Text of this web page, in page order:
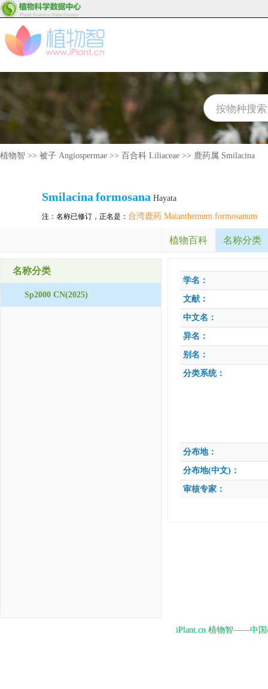
植物智 >> 被子 Angiospermae >> 百合科 Liliaceae >> 鹿药属 Smilacina
Smilacina formosana Hayata
注：名称已修订，正名是： 台湾鹿药 Maianthemum formosanum
植物百科 名称分类
名称分类
Sp2000 CN(2025)
学名：
文献：
中文名：
异名：
别名：
分类系统：
分布地：
分布地(中文)：
审核专家：
iPlant.cn 植物智——中国